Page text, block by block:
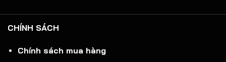
CHÍNH SÁCH
Chính sách mua hàng